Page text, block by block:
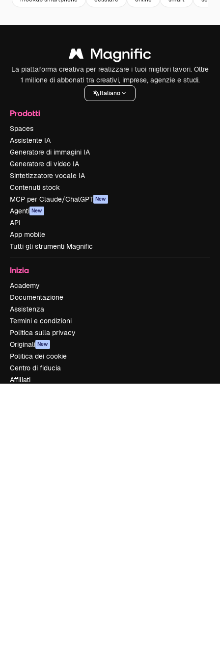
La piattaforma creativa per realizzare i tuoi migliori lavori. Oltre
1 milione di abbonati tra creativi, imprese, agenzie e studi.
Italiano
Prodotti
Spaces
Assistente IA
Generatore di immagini IA
Generatore di video IA
Sintetizzatore vocale IA
Contenuti stock
MCP per Claude/ChatGPT New
Agenti New
API
App mobile
Tutti gli strumenti Magnific
Inizia
Academy
Documentazione
Assistenza
Termini e condizioni
Politica sulla privacy
Originali New
Politica dei cookie
Centro di fiducia
Affiliati